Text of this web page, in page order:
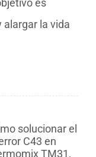
es
alargar la vida